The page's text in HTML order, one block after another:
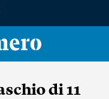
di 11